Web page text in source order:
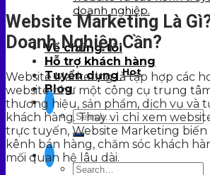
doanh nghiệp.
Về chúng tôi
Hỗ trợ khách hàng
Tuyển dụngHot
Blog
Website Marketing Là
Doanh Nghiệp Cần?
Website Marketing là tập hợp các
website như một công cụ trung
thương hiệu, sản phẩm, dịch vụ và
khách hàng. Thay vì chỉ xem
trực tuyến, Website Marketing
kênh bán hàng, chăm sóc khách
mối quan hệ lâu dài.